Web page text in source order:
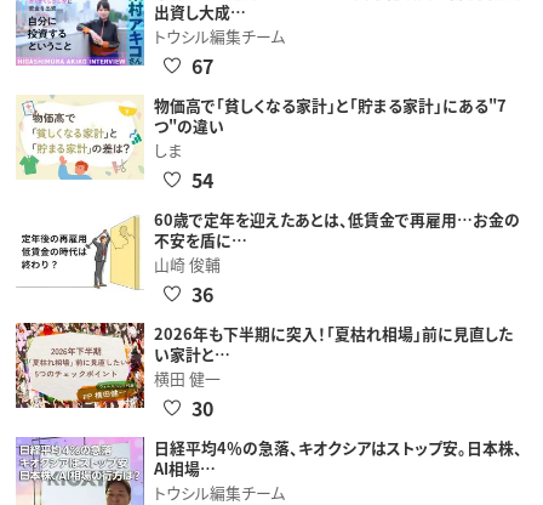
出資し大成…
トウシル編集チーム
67
物価高で「貧しくなる家計」と「貯まる家計」にある"7
つ"の違い
しま
54
60歳で定年を迎えたあとは、低賃金で再雇用…お金の
不安を盾に…
山崎 俊輔
36
2026年も下半期に突入！「夏枯れ相場」前に見直した
い家計と…
横田 健一
30
日経平均4％の急落、キオクシアはストップ安。日本株、
AI相場…
トウシル編集チーム